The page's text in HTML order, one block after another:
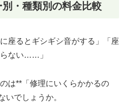
・種類別の料金比較
座るとギシギシ音がする」「座
ない……」
は**「修理にいくらかかるの
いでしょうか。